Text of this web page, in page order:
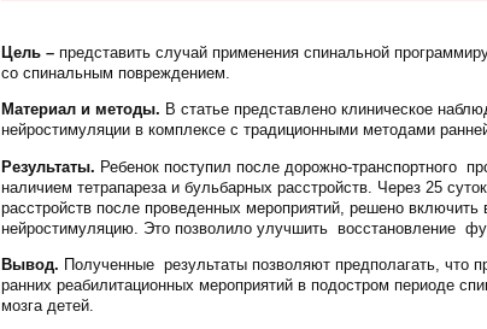
Цель – представить случай применения спинальной
со спинальным повреждением.
Материал и методы. В статье представлено клиническое
нейростимуляции в комплексе с традиционными методами
Результаты. Ребенок поступил после дорожно-транспортного
наличием тетрапареза и бульбарных расстройств. Через 25
расстройств после проведенных мероприятий, решено
нейростимуляцию. Это позволило улучшить восстановление
Вывод. Полученные результаты позволяют предполагать, что
ранних реабилитационных мероприятий в подостром периоде
мозга детей.